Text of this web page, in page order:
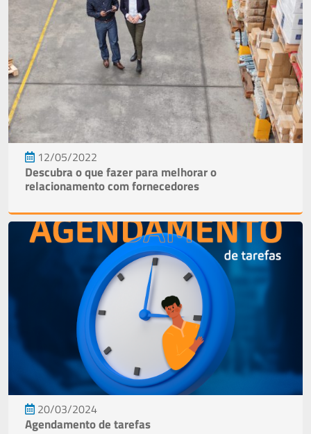
12/05/2022
Descubra o que fazer para melhorar o
relacionamento com fornecedores
20/03/2024
Agendamento de tarefas